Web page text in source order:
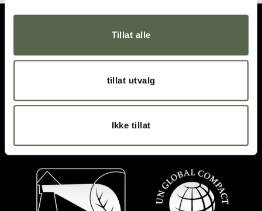
Tillat alle
tillat utvalg
Ikke tillat
post@ment.no